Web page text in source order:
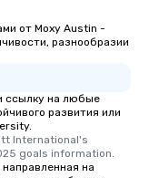
от Moxy Austin -
разнообразии
ссылку на любые
развития или
International's
goals information.
на